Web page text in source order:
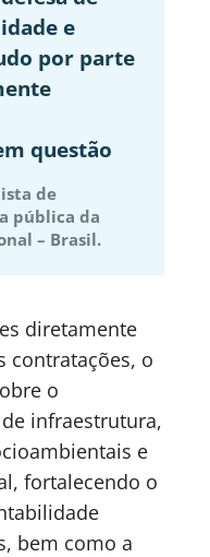
e
por parte
questão
de
pública da
– Brasil.
diretamente
contratações, o
o
infraestrutura,
e
fortalecendo o
bem como a